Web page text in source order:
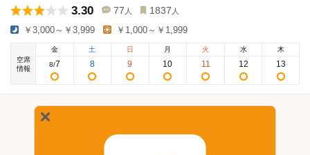
3.30 77 人 1837 人
￥3,000～￥3,999 ￥1,000～￥1,999
空席
情報
金
8/7
土
8
日
9
月
10
火
11
水
12
木
13